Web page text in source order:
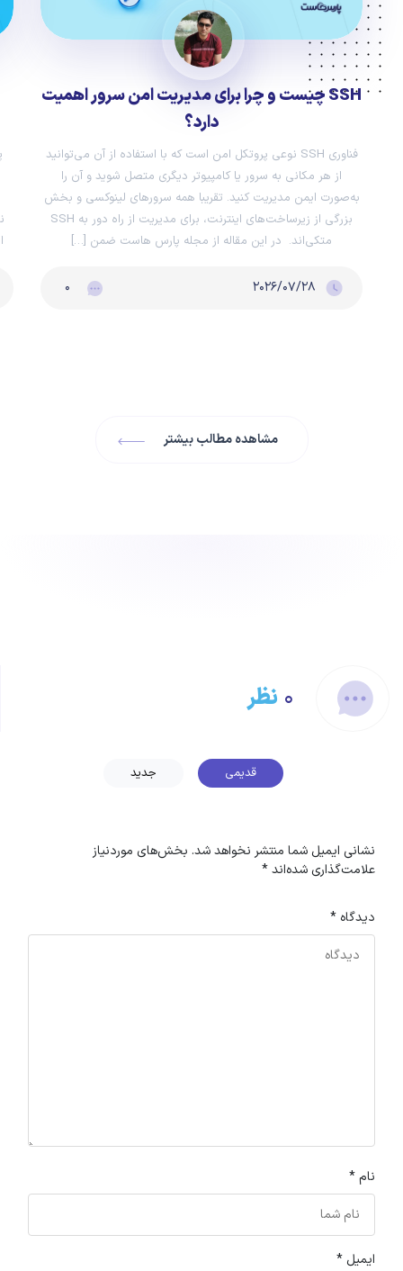
SSH چیست و چرا برای مدیریت امن سرور اهمیت
دارد؟
فناوری SSH نوعی پروتکل امن است که با استفاده از آن می‌توانید
از هر مکانی به سرور یا کامپیوتر دیگری متصل شوید و آن را
به‌صورت ایمن مدیریت کنید. تقریبا همه سرورهای لینوکسی و بخش
بزرگی از زیرساخت‌های اینترنت، برای مدیریت از راه دور به SSH
متکی‌اند. در این مقاله از مجله پارس هاست ضمن […]
۲۰۲۶/۰۷/۲۸ ۰
مشاهده مطالب بیشتر
۰ نظر
قدیمی جدید
نشانی ایمیل شما منتشر نخواهد شد. بخش‌های موردنیاز
علامت‌گذاری شده‌اند*
دیدگاه *
نام*
ایمیل *